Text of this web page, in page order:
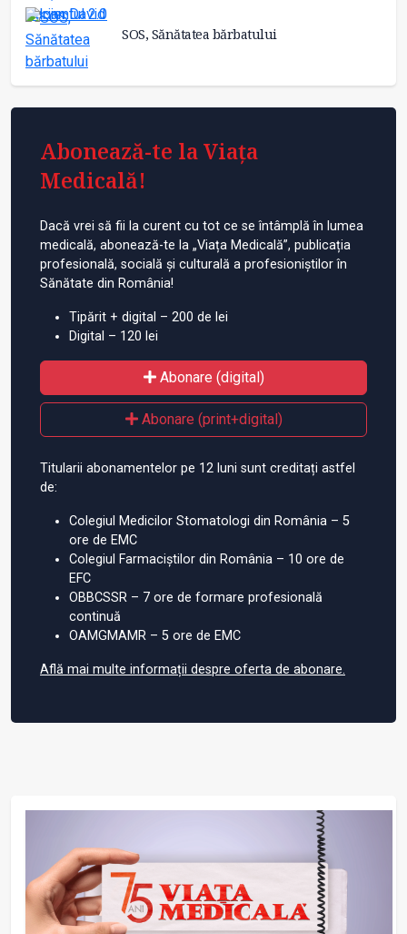
SOS, Sănătatea bărbatului
Abonează-te la Viața
Medicală!
Dacă vrei să fii la curent cu tot ce se întâmplă în lumea
medicală, abonează-te la „Viața Medicală”, publicația
profesională, socială și culturală a profesioniștilor în
Sănătate din România!
Tipărit + digital – 200 de lei
Digital – 120 lei
Abonare (digital)
Abonare (print+digital)
Titularii abonamentelor pe 12 luni sunt creditați astfel
de:
Colegiul Medicilor Stomatologi din România – 5
ore de EMC
Colegiul Farmaciștilor din România – 10 ore de
EFC
OBBCSSR – 7 ore de formare profesională
continuă
OAMGMAMR – 5 ore de EMC
Află mai multe informații despre oferta de abonare.